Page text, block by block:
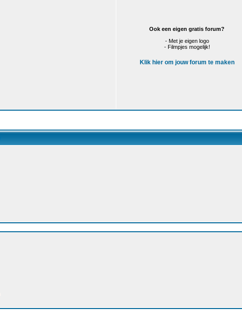
Ook een eigen gratis forum?
- Met je eigen logo
- Filmpjes mogelijk!
Klik hier om jouw forum te maken